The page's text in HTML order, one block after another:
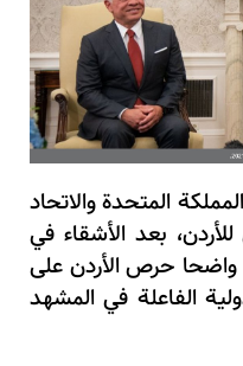
المتحدة والاتحاد
للأردن، بعد الأشقاء في
واضحا حرص الأردن على
الفاعلة في المشهد